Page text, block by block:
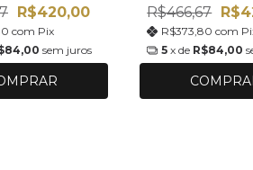
78
R$420,00
com Pix
sem juros
Redonda Ref
R$466,67
R$373,80com
5 x de R$84,00